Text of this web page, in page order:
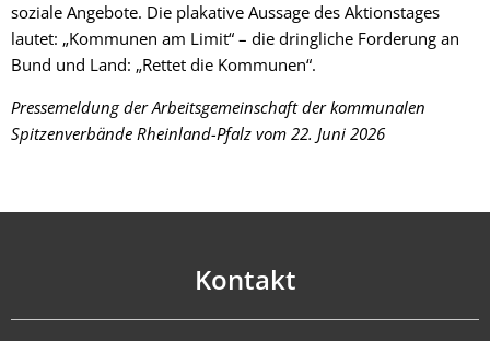
soziale Angebote. Die plakative Aussage des Aktionstages
lautet: „Kommunen am Limit“ – die dringliche Forderung an
Bund und Land: „Rettet die Kommunen“.
Pressemeldung der Arbeitsgemeinschaft der kommunalen
Spitzenverbände Rheinland-Pfalz vom 22. Juni 2026
Kontakt